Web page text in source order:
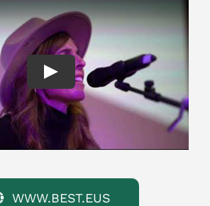
Play
WWW.BEST.EUS